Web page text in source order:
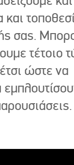
σας.
τέτοιο
ώστε να